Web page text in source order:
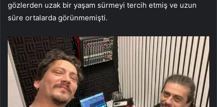
gözlerden uzak bir yaşam sürmeyi tercih etmiş ve uzun
süre ortalarda görünmemişti.